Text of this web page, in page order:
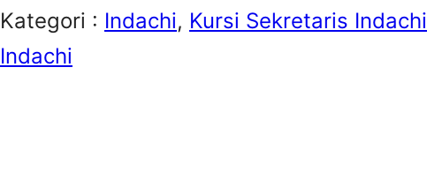
Kategori : Indachi, Kursi Sekretaris Indachi
Indachi